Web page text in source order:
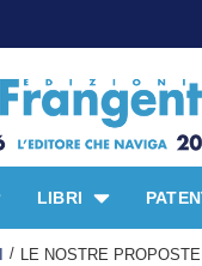
PROMO
LIBRI
/ LE NOSTRE PROPOSTE